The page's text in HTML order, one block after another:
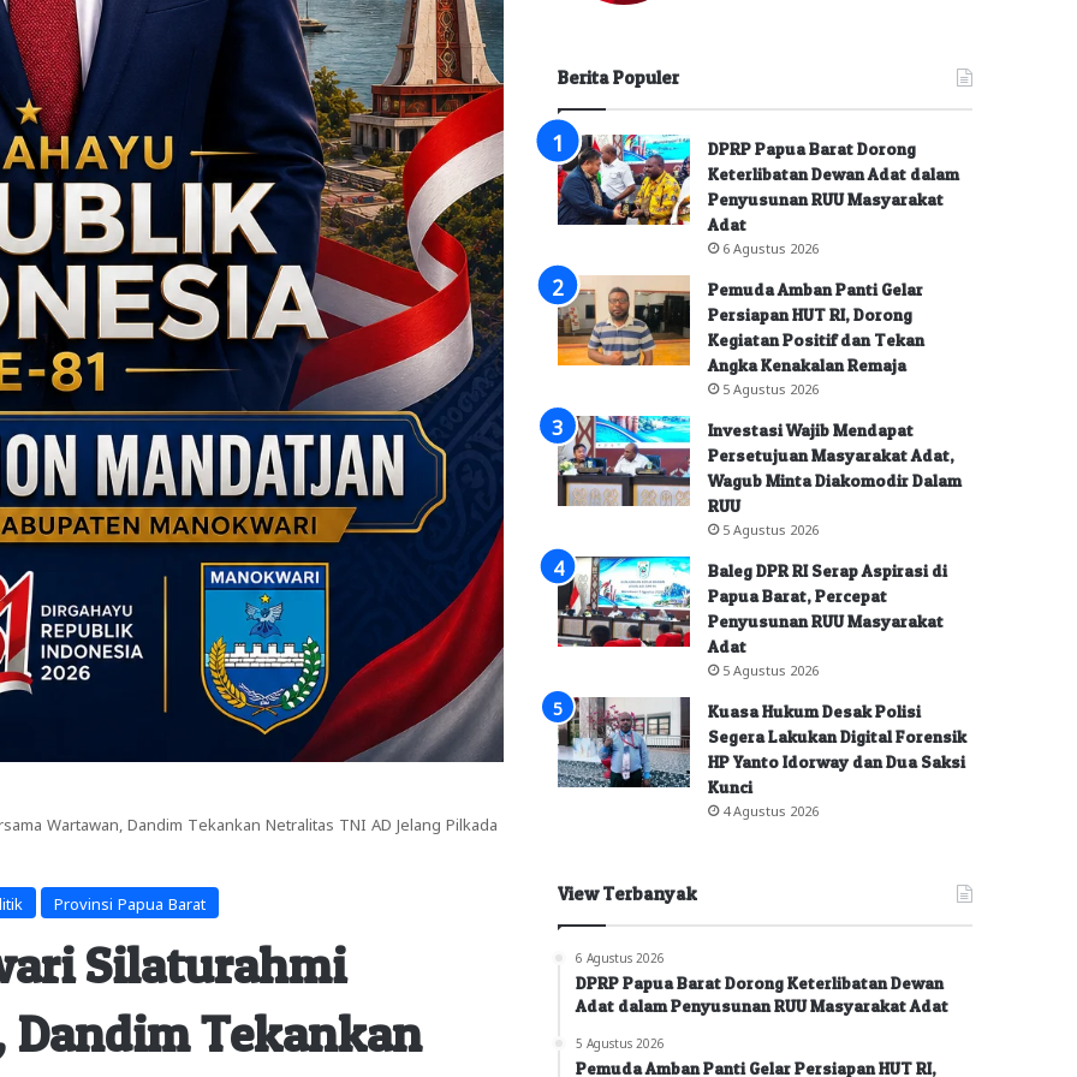
Wartawan, Dandim Tekankan Netralitas TNI AD Jelang Pilkada
Provinsi Papua Barat
Silaturahmi
Dandim Tekankan
Berita Populer
DPRP Papua Barat Dorong
Keterlibatan Dewan Adat dalam
Penyusunan RUU Masyarakat
Adat
6 Agustus 2026
Pemuda Amban Panti Gelar
Persiapan HUT RI, Dorong
Kegiatan Positif dan Tekan
Angka Kenakalan Remaja
5 Agustus 2026
Investasi Wajib Mendapat
Persetujuan Masyarakat Adat,
Wagub Minta Diakomodir Dalam
RUU
5 Agustus 2026
Baleg DPR RI Serap Aspirasi di
Papua Barat, Percepat
Penyusunan RUU Masyarakat
Adat
5 Agustus 2026
Kuasa Hukum Desak Polisi
Segera Lakukan Digital Forensik
HP Yanto Idorway dan Dua Saksi
Kunci
4 Agustus 2026
View Terbanyak
6 Agustus 2026
DPRP Papua Barat Dorong Keterlibatan Dewan
Adat dalam Penyusunan RUU Masyarakat Adat
5 Agustus 2026
Pemuda Amban Panti Gelar Persiapan HUT RI,